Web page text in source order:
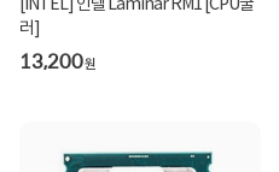
[INTEL] 인텔 Laminar RM1 [CPU쿨
러]
13,200원